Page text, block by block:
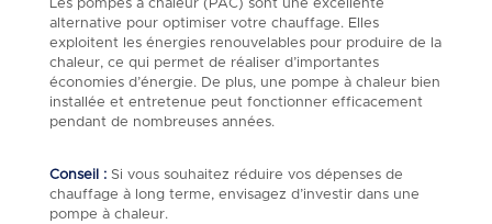
Les pompes à chaleur (PAC) sont une excellente
alternative pour optimiser votre chauffage. Elles
exploitent les énergies renouvelables pour produire de la
chaleur, ce qui permet de réaliser d’importantes
économies d’énergie. De plus, une pompe à chaleur bien
installée et entretenue peut fonctionner efficacement
pendant de nombreuses années.
Conseil :Si vous souhaitez réduire vos dépenses de
chauffage à long terme, envisagez d’investir dans une
pompe à chaleur.